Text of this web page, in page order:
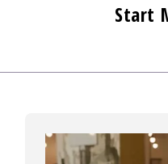
Start